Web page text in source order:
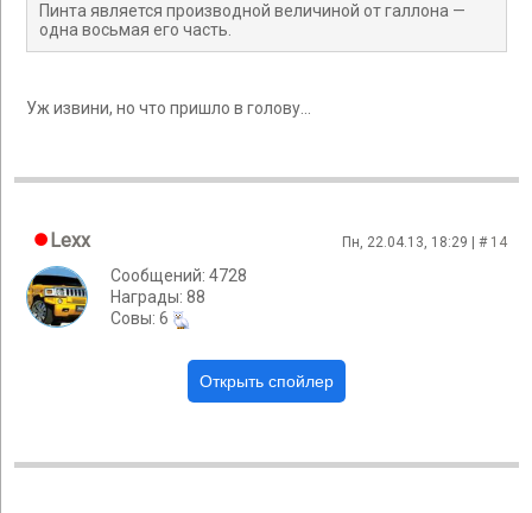
Пинта является производной величиной от галлона —
одна восьмая его часть.
Уж извини, но что пришло в голову...
Lexx Пн, 22.04.13, 18:29 | # 14
Сообщений: 4728
Награды: 88
Cовы: 6